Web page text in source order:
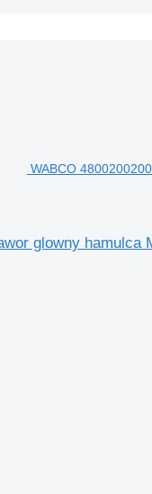
WABCO
glowny hamulca